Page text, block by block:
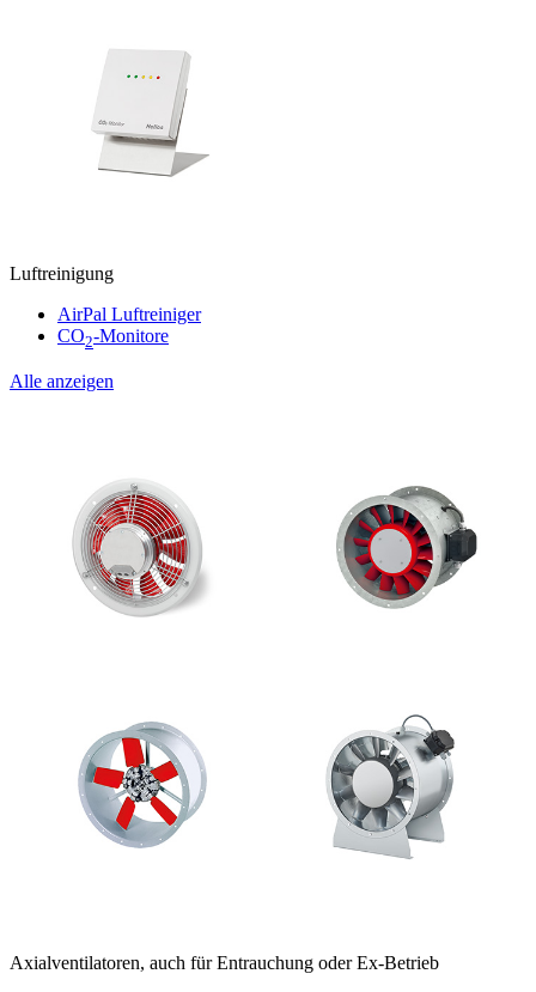
Luftreinigung
AirPal Luftreiniger
CO2-Monitore
Alle anzeigen
Axialventilatoren, auch für Entrauchung oder Ex-Betrieb